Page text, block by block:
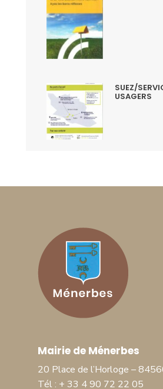
SUEZ/
USAGERS
Mairie de Ménerbes
20 Place de l’Horloge –
Tél : + 33 4 90 72 22 05